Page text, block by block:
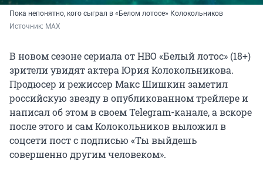
Пока непонятно, кого сыграл в «Белом лотосе» Колокольников
Источник: MAX
В новом сезоне сериала от HBO «Белый лотос» (18+)
зрители увидят актера Юрия Колокольникова.
Продюсер и режиссер Макс Шишкин заметил
российскую звезду в опубликованном трейлере и
написал об этом в своем Telegram-канале, а вскоре
после этого и сам Колокольников выложил в
соцсети пост с подписью «Ты выйдешь
совершенно другим человеком».